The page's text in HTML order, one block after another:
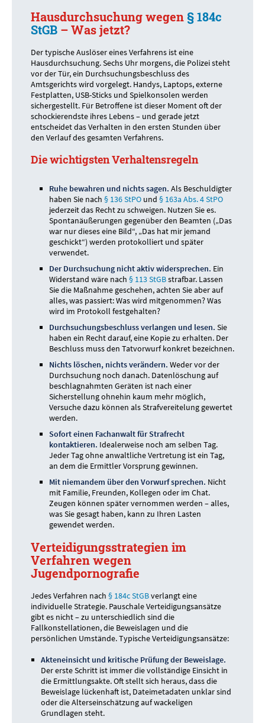
Hausdurchsuchung wegen§ 184c
StGB – Was jetzt?
Der typische Auslöser eines Verfahrens ist eine
Hausdurchsuchung. Sechs Uhr morgens, die Polizei steht
vor der Tür, ein Durchsuchungsbeschluss des
Amtsgerichts wird vorgelegt. Handys, Laptops, externe
Festplatten, USB-Sticks und Spielkonsolen werden
sichergestellt. Für Betroffene ist dieser Moment oft der
schockierendste ihres Lebens – und gerade jetzt
entscheidet das Verhalten in den ersten Stunden über
den Verlauf des gesamten Verfahrens.
Die wichtigsten Verhaltensregeln
Ruhe bewahren und nichts sagen. Als Beschuldigter
haben Sie nach § 136 StPO und § 163a Abs. 4 StPO
jederzeit das Recht zu schweigen. Nutzen Sie es.
Spontanäußerungen gegenüber den Beamten („Das
war nur dieses eine Bild“, „Das hat mir jemand
geschickt“) werden protokolliert und später
verwendet.
Der Durchsuchung nicht aktiv widersprechen. Ein
Widerstand wäre nach § 113 StGBstrafbar. Lassen
Sie die Maßnahme geschehen, achten Sie aber auf
alles, was passiert: Was wird mitgenommen? Was
wird im Protokoll festgehalten?
Durchsuchungsbeschluss verlangen und lesen. Sie
haben ein Recht darauf, eine Kopie zu erhalten. Der
Beschluss muss den Tatvorwurf konkret bezeichnen.
Nichts löschen, nichts verändern. Weder vor der
Durchsuchung noch danach. Datenlöschung auf
beschlagnahmten Geräten ist nach einer
Sicherstellung ohnehin kaum mehr möglich,
Versuche dazu können als Strafvereitelung gewertet
werden.
Sofort einen Fachanwalt für Strafrecht
kontaktieren. Idealerweise noch am selben Tag.
Jeder Tag ohne anwaltliche Vertretung ist ein Tag,
an dem die Ermittler Vorsprung gewinnen.
Mit niemandem über den Vorwurf sprechen. Nicht
mit Familie, Freunden, Kollegen oder im Chat.
Zeugen können später vernommen werden – alles,
was Sie gesagt haben, kann zu Ihren Lasten
gewendet werden.
Verteidigungsstrategien im
Verfahren wegen
Jugendpornografie
Jedes Verfahren nach § 184c StGBverlangt eine
individuelle Strategie. Pauschale Verteidigungsansätze
gibt es nicht – zu unterschiedlich sind die
Fallkonstellationen, die Beweislagen und die
persönlichen Umstände. Typische Verteidigungsansätze:
Akteneinsicht und kritische Prüfung der Beweislage.
Der erste Schritt ist immer die vollständige Einsicht in
die Ermittlungsakte. Oft stellt sich heraus, dass die
Beweislage lückenhaft ist, Dateimetadaten unklar sind
oder die Alterseinschätzung auf wackeligen
Grundlagen steht.